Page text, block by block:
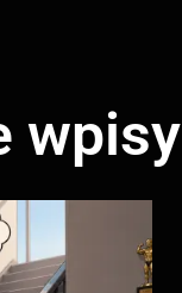
wpisy